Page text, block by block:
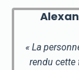
« La
rendu cette